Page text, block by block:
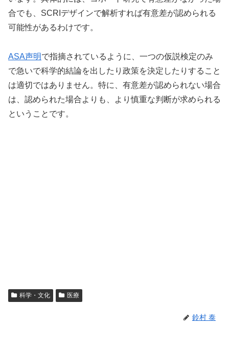
合でも、SCRIデザインで解析すれば有意差が認められる
可能性があるわけです。
ASA声明で指摘されているように、一つの仮説検定のみ
で急いで科学的結論を出したり政策を決定したりすること
は適切ではありません。特に、有意差が認められない場合
は、認められた場合よりも、より慎重な判断が求められる
ということです。
科学・文化 医療
鈴村 泰